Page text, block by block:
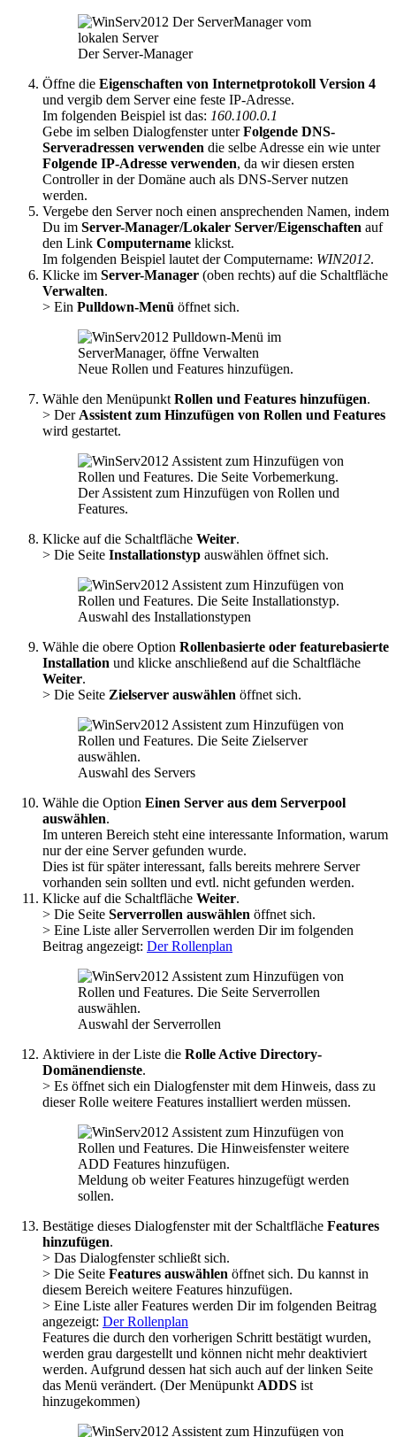
Der Server-Manager
Öffne die Eigenschaften von Internetprotokoll Version 4
und vergib dem Server eine feste IP-Adresse.
Im folgenden Beispiel ist das: 160.100.0.1
Gebe im selben Dialogfenster unterFolgende DNS-
Serveradressen verwenden die selbe Adresse ein wie unter
Folgende IP-Adresse verwenden, da wir diesen ersten
Controller in der Domäne auch als DNS-Server nutzen
werden.
Vergebe den Server noch einen ansprechenden Namen, indem
Du im Server-Manager/Lokaler Server/Eigenschaften auf
den Link Computername klickst.
Im folgenden Beispiel lautet der Computername: WIN2012.
Klicke im Server-Manager (oben rechts) auf die Schaltfläche
Verwalten.
> Ein Pulldown-Menü öffnet sich.
Neue Rollen und Features hinzufügen.
Wähle den Menüpunkt Rollen und Features hinzufügen.
> Der Assistent zum Hinzufügen von Rollen und Features
wird gestartet.
Der Assistent zum Hinzufügen von Rollen und
Features.
Klicke auf die Schaltfläche Weiter.
> Die Seite Installationstyp auswählen öffnet sich.
Auswahl des Installationstypen
Wähle die obere Option Rollenbasierte oder featurebasierte
Installation und klicke anschließend auf die Schaltfläche
Weiter.
> Die Seite Zielserver auswählen öffnet sich.
Auswahl des Servers
Wähle die Option Einen Server aus dem Serverpool
auswählen.
Im unteren Bereich steht eine interessante Information, warum
nur der eine Server gefunden wurde.
Dies ist für später interessant, falls bereits mehrere Server
vorhanden sein sollten und evtl. nicht gefunden werden.
Klicke auf die Schaltfläche Weiter.
> Die Seite Serverrollen auswählen öffnet sich.
> Eine Liste aller Serverrollen werden Dir im folgenden
Beitrag angezeigt: Der Rollenplan
Auswahl der Serverrollen
Aktiviere in der Liste die Rolle Active Directory-
Domänendienste.
> Es öffnet sich ein Dialogfenster mit dem Hinweis, dass zu
dieser Rolle weitere Features installiert werden müssen.
Meldung ob weiter Features hinzugefügt werden
sollen.
Bestätige dieses Dialogfenster mit der Schaltfläche Features
hinzufügen.
> Das Dialogfenster schließt sich.
> Die Seite Features auswählen öffnet sich. Du kannst in
diesem Bereich weitere Features hinzufügen.
> Eine Liste aller Features werden Dir im folgenden Beitrag
angezeigt: Der Rollenplan
Features die durch den vorherigen Schritt bestätigt wurden,
werden grau dargestellt und können nicht mehr deaktiviert
werden. Aufgrund dessen hat sich auch auf der linken Seite
das Menü verändert. (Der Menüpunkt ADDS ist
hinzugekommen)